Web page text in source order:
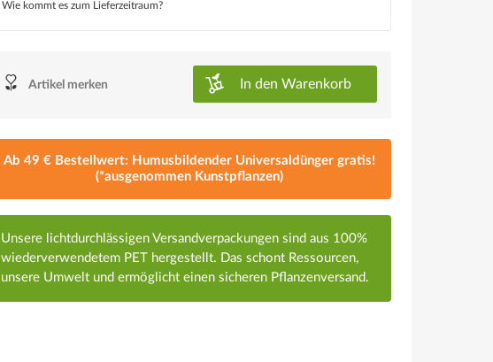
Wie kommt es zum Lieferzeitraum?
Artikel merken In den Warenkorb
Ab 49 € Bestellwert: Humusbildender Universaldünger gratis!
(*ausgenommen Kunstpflanzen)
Unsere lichtdurchlässigen Versandverpackungen sind aus 100%
wiederverwendetem PET hergestellt. Das schont Ressourcen,
unsere Umwelt und ermöglicht einen sicheren Pflanzenversand.